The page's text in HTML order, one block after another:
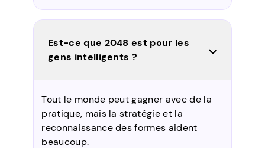
Est-ce que 2048 est pour les
gens intelligents ?
Tout le monde peut gagner avec de la
pratique, mais la stratégie et la
reconnaissance des formes aident
beaucoup.